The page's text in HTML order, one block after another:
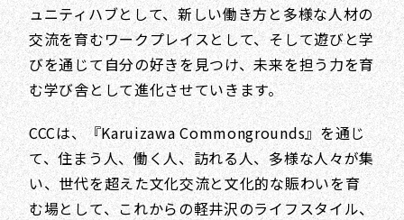
ュニティハブとして、新しい働き方と多様な人材の
交流を育むワークプレイスとして、そして遊びと学
びを通じて自分の好きを見つけ、未来を担う力を育
む学び舎として進化させていきます。
CCCは、『Karuizawa Commongrounds』を通じ
て、住まう人、働く人、訪れる人、多様な人々が集
い、世代を超えた文化交流と文化的な賑わいを育
む場として、これからの軽井沢のライフスタイル、